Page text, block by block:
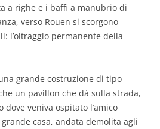
a righe e i baffi a manubrio di
verso Rouen si scorgono
l’oltraggio permanente della
grande costruzione di tipo
un pavillon che dà sulla strada,
veniva ospitato l’amico
casa, andata demolita agli